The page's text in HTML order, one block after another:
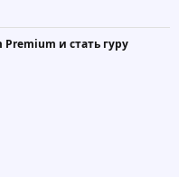
и стать гуру